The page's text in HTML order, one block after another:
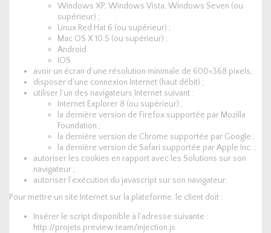
Windows XP, Windows Vista, Windows Seven (ou
supérieur) ;
Linux Red Hat 6 (ou supérieur) ;
Mac OS X 10.5 (ou supérieur) ;
Android
IOS
avoir un écran d’une résolution minimale de 600×368 pixels;
disposer d’une connexion Internet (haut débit) ;
utiliser l’un des navigateurs Internet suivant :
Internet Explorer 8 (ou supérieur) ;
la dernière version de Firefox supportée par Mozilla
Foundation ;
la dernière version de Chrome supportée par Google ;
la dernière version de Safari supportée par Apple Inc. ;
autoriser les cookies en rapport avec les Solutions sur son
navigateur ;
autoriser l’exécution du javascript sur son navigateur.
Pour mettre un site Internet sur la plateforme, le client doit :
Insérer le script disponible à l’adresse suivante :
http://projets.preview.team/injection.js